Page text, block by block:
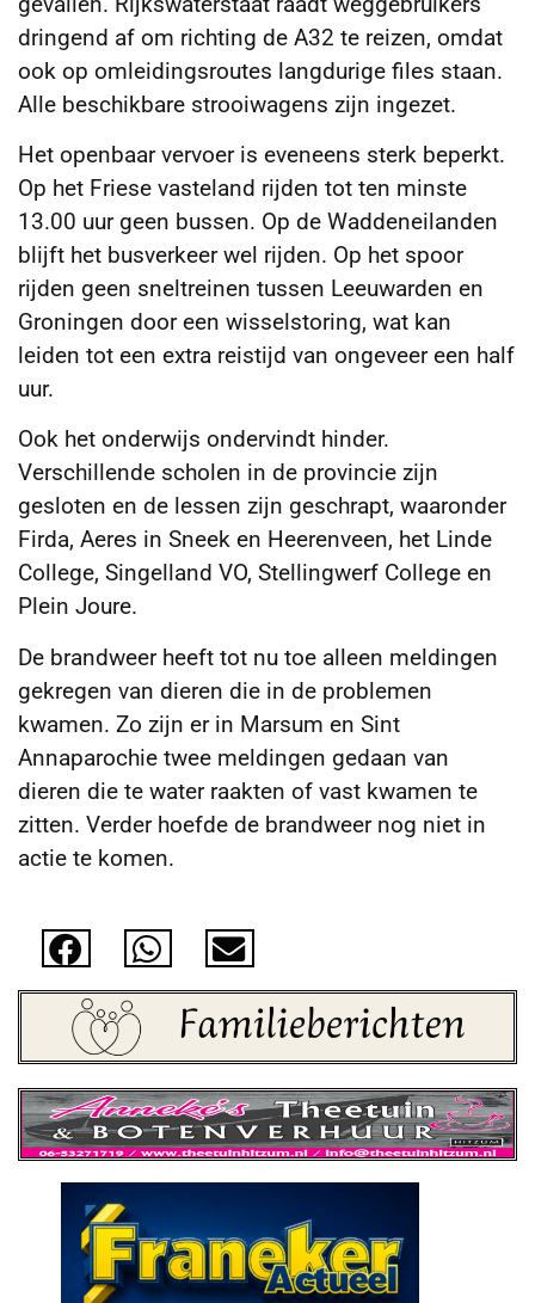
dringend af om richting de A32 te reizen, omdat
ook op omleidingsroutes langdurige files staan.
Alle beschikbare strooiwagens zijn ingezet.
Het openbaar vervoer is eveneens sterk beperkt.
Op het Friese vasteland rijden tot ten minste
13.00 uur geen bussen. Op de Waddeneilanden
blijft het busverkeer wel rijden. Op het spoor
rijden geen sneltreinen tussen Leeuwarden en
Groningen door een wisselstoring, wat kan
leiden tot een extra reistijd van ongeveer een half
uur.
Ook het onderwijs ondervindt hinder.
Verschillende scholen in de provincie zijn
gesloten en de lessen zijn geschrapt, waaronder
Firda, Aeres in Sneek en Heerenveen, het Linde
College, Singelland VO, Stellingwerf College en
Plein Joure.
De brandweer heeft tot nu toe alleen meldingen
gekregen van dieren die in de problemen
kwamen. Zo zijn er in Marsum en Sint
Annaparochie twee meldingen gedaan van
dieren die te water raakten of vast kwamen te
zitten. Verder hoefde de brandweer nog niet in
actie te komen.